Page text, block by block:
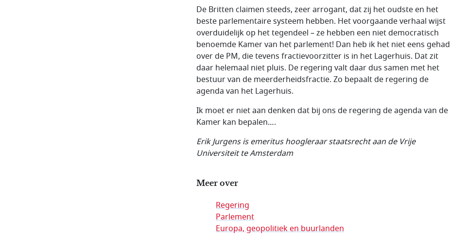
De Britten claimen steeds, zeer arrogant, dat zij het oudste en het
beste parlementaire systeem hebben. Het voorgaande verhaal wijst
overduidelijk op het tegendeel – ze hebben een niet democratisch
benoemde Kamer van het parlement! Dan heb ik het niet eens gehad
over de PM, die tevens fractievoorzitter is in het Lagerhuis. Dat zit
daar helemaal niet pluis. De regering valt daar dus samen met het
bestuur van de meerderheidsfractie. Zo bepaalt de regering de
agenda van het Lagerhuis.
Ik moet er niet aan denken dat bij ons de regering de agenda van de
Kamer kan bepalen….
Erik Jurgens is emeritus hoogleraar staatsrecht aan de Vrije
Universiteit te Amsterdam
Meer over
Regering
Parlement
Europa, geopolitiek en buurlanden